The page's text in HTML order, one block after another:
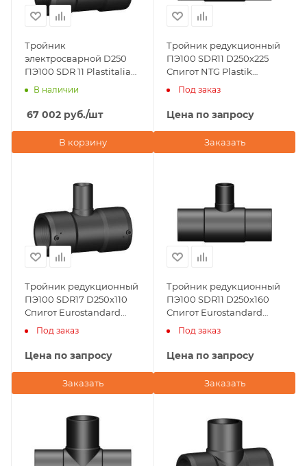
Тройник
электросварной D250
ПЭ100 SDR 11 Plastitalia
(Италия)
В наличии
67 002 руб./шт
В корзину
Тройник редукционный
ПЭ100 SDR11 D250х225
Спигот NTG Plastik
(Турция)
Под заказ
Цена по запросу
Заказать
Тройник редукционный
ПЭ100 SDR17 D250х110
Спигот Eurostandard
(Италия)
Под заказ
Цена по запросу
Заказать
Тройник редукционный
ПЭ100 SDR11 D250х160
Спигот Eurostandard
(Италия)
Под заказ
Цена по запросу
Заказать